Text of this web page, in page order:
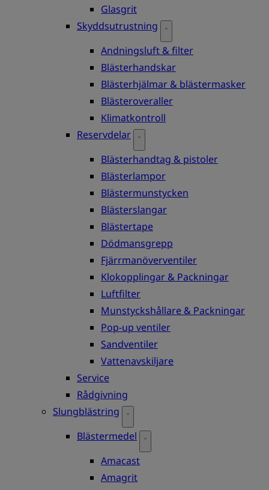
Glasgrit
Skyddsutrustning
Andningsluft & filter
Blästerhandskar
Blästerhjälmar & blästermasker
Blästeroveraller
Klimatkontroll
Reservdelar
Blästerhandtag & pistoler
Blästerlampor
Blästermunstycken
Blästerslangar
Blästertape
Dödmansgrepp
Fjärrmanöverventiler
Klokopplingar & Packningar
Luftfilter
Munstyckshållare & Packningar
Pop-up ventiler
Sandventiler
Vattenavskiljare
Service
Rådgivning
Slungblästring
Blästermedel
Amacast
Amagrit